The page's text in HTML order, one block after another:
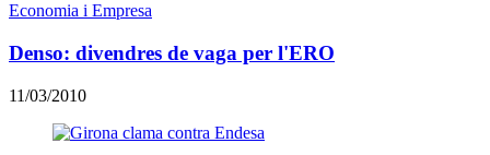
Economia i Empresa
Denso: divendres de vaga per l'ERO
11/03/2010